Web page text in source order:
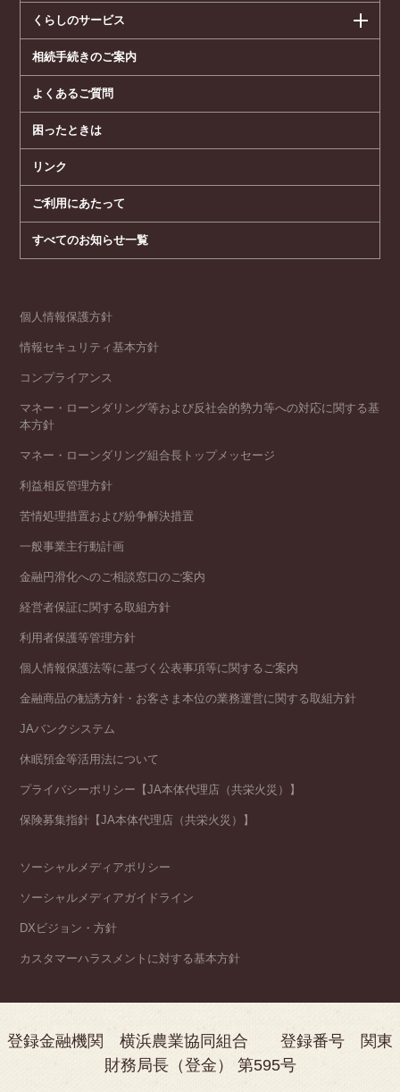
くらしのサービス
相続手続きのご案内
よくあるご質問
困ったときは
リンク
ご利用にあたって
すべてのお知らせ一覧
個人情報保護方針
情報セキュリティ基本方針
コンプライアンス
マネー・ローンダリング等および反社会的勢力等への対応に関する基
本方針
マネー・ローンダリング組合長トップメッセージ
利益相反管理方針
苦情処理措置および紛争解決措置
一般事業主行動計画
金融円滑化へのご相談窓口のご案内
経営者保証に関する取組方針
利用者保護等管理方針
個人情報保護法等に基づく公表事項等に関するご案内
金融商品の勧誘方針・お客さま本位の業務運営に関する取組方針
JAバンクシステム
休眠預金等活用法について
プライバシーポリシー【JA本体代理店（共栄火災）】
保険募集指針【JA本体代理店（共栄火災）】
ソーシャルメディアポリシー
ソーシャルメディアガイドライン
DXビジョン・方針
カスタマーハラスメントに対する基本方針
登録金融機関 横浜農業協同組合 登録番号 関東
財務局長（登金） 第595号